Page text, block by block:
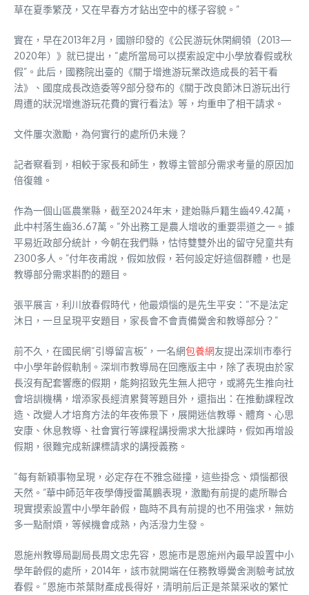
草在夏季繁茂，又在早春方才鉆出空中的樣子容貌。”
實在，早在2013年2月，國辦印發的《公民游玩休閑綱領（2013—
2020年）》就已提出，“處所當局可以摸索設定中小學放春假或秋
假”。此后，國務院出臺的《關于增進游玩業改造成長的若干看
法》、國度成長改造委等9部分發布的《關于改良節沐日游玩出行
周遭的狀況增進游玩花費的實行看法》等，均重申了相干請求。
文件屢次激勵，為何實行的處所仍未幾？
記者察看到，相較于家長和師生，教導主管部分需求考量的原因加
倍復雜。
作為一個山區農業縣，截至2024年末，建始縣戶籍生齒49.42萬，
此中村落生齒36.67萬。“外出務工是農人增收的重要渠道之一。據
平易近政部分統計，今朝在我們縣，怙恃雙雙外出的留守兒童共有
2300多人。”付年夜甫說，假如放假，若何設定好這個群體，也是
教導部分需求斟酌的題目。
張平展言，利川放春假時代，他最煩惱的是先生平安：“不是法定
沐日，一旦呈現平安題目，家長會不會責備黌舍和教導部分？”
前不久，在國民網“引導留言板”，一名網包養網友提出深圳市奉行
中小學年齡假軌制。深圳市教導局在回應版主中，除了表現由於家
長沒有配套響應的假期，能夠招致先生無人把守，或將先生推向社
會培訓機構，增添家長經濟累贅等題目外，還指出：在推動課程改
造、改變人才培育方法的年夜佈景下，展開迷信教導、體育、心思
安康、休息教導、社會實行等課程講授需求大批課時，假如再增設
假期，很難完成新課標請求的講授義務。
“每有新穎事物呈現，必定存在不雅念碰撞，這些掛念、煩惱都很
天然。”華中師范年夜學傳授雷萬鵬表現，激勵有前提的處所聯合
現實摸索設置中小學年齡假，臨時不具有前提的也不用強求，無妨
多一點耐煩，等候機會成熟，內活潑力生發。
恩施州教導局副局長周文忠先容，恩施市是恩施州內最早設置中小
學年齡假的處所，2014年，該市就開端在任務教導黌舍測驗考試放
春假。“恩施市茶葉財產成長得好，清明前后正是茶葉采收的繁忙